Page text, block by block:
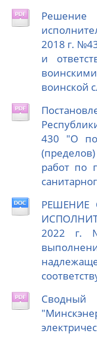
Решение
2018 г.
и
воинской
430 "О
работ по
РЕШЕНИЕ
2022 г.